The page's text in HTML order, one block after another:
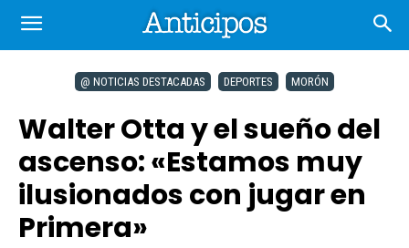
@ NOTICIAS DESTACADAS DEPORTES MORÓN
Walter Otta y el sueño del
ascenso: «Estamos muy
ilusionados con jugar en
Primera»